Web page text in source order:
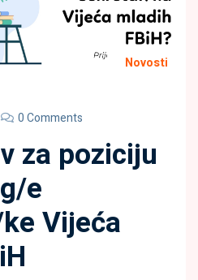
Novosti
0 Comments
za poziciju
e
Vijeća